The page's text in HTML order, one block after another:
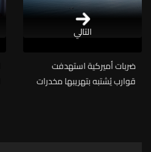
التالي
ضربات أميركية استهدفت
قوارب يُشتبه بتهريبها مخدرات